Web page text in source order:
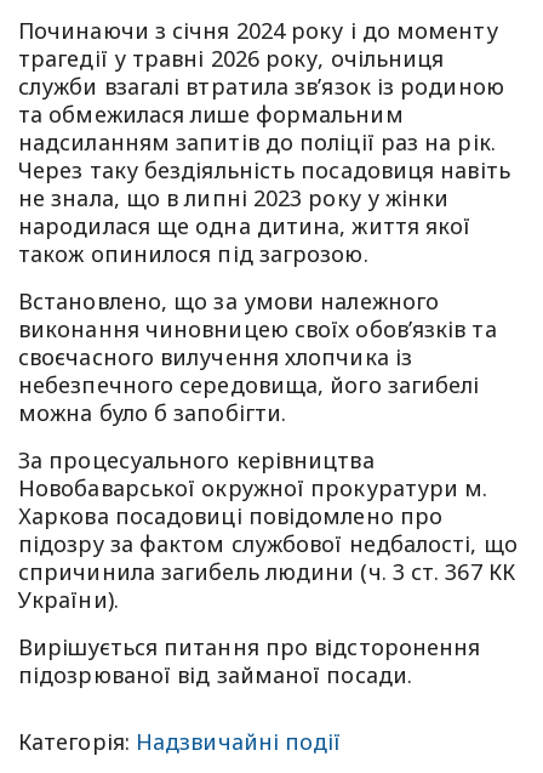
Починаючи з січня 2024 року і до моменту
трагедії у травні 2026 року, очільниця
служби взагалі втратила зв’язок із родиною
та обмежилася лише формальним
надсиланням запитів до поліції раз на рік.
Через таку бездіяльність посадовиця навіть
не знала, що в липні 2023 року у жінки
народилася ще одна дитина, життя якої
також опинилося під загрозою.
Встановлено, що за умови належного
виконання чиновницею своїх обов’язків та
своєчасного вилучення хлопчика із
небезпечного середовища, його загибелі
можна було б запобігти.
За процесуального керівництва
Новобаварської окружної прокуратури м.
Харкова посадовиці повідомлено про
підозру за фактом службової недбалості, що
спричинила загибель людини (ч. 3 ст. 367 КК
України).
Вирішується питання про відсторонення
підозрюваної від займаної посади.
Категорія: Надзвичайні події